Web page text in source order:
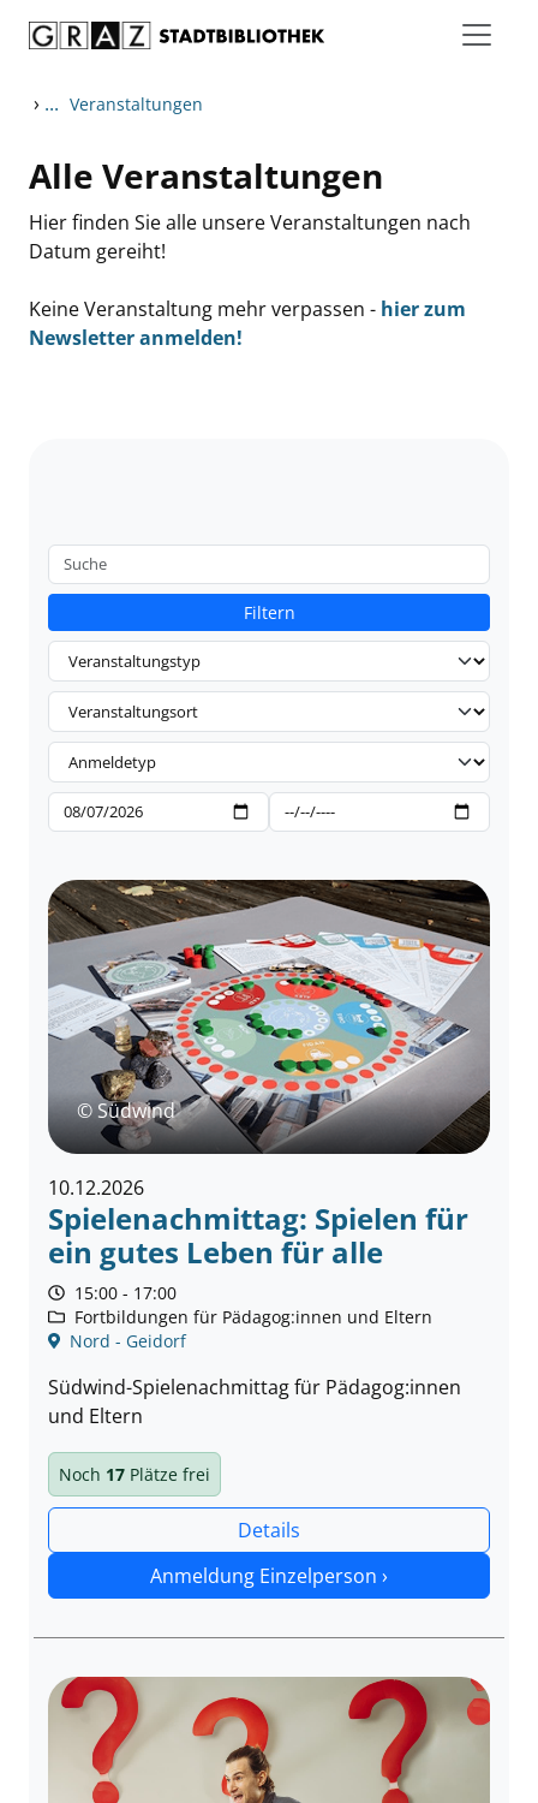
› ... Veranstaltungen
Alle Veranstaltungen
Hier finden Sie alle unsere Veranstaltungen nach
Datum gereiht!
Keine Veranstaltung mehr verpassen - hier zum
Newsletter anmelden!
Filtern
10.12.2026
Spielenachmittag: Spielen für
ein gutes Leben für alle
15:00 - 17:00
Fortbildungen für Pädagog:innen und Eltern
Nord - Geidorf
Südwind-Spielenachmittag für Pädagog:innen
und Eltern
Noch 17 Plätze frei
Details
Anmeldung Einzelperson ›
© Südwind